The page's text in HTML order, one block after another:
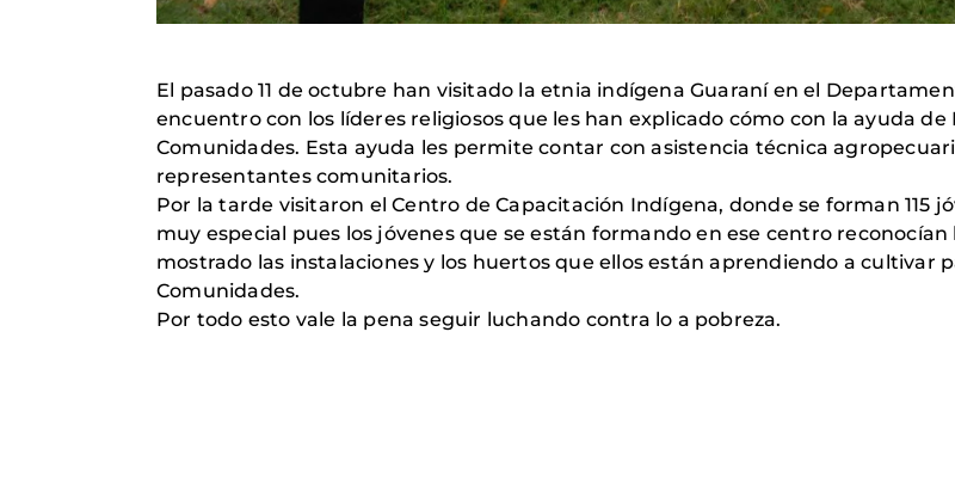
El pasado 11 de octubre han visitado la etnia indígena Guaraní en el
encuentro con los líderes religiosos que les han explicado cómo con la ayuda
Comunidades. Esta ayuda les permite contar con asistencia técnica
representantes comunitarios.
Por la tarde visitaron el Centro de Capacitación Indígena, donde se forman 115
muy especial pues los jóvenes que se están formando en ese centro
mostrado las instalaciones y los huertos que ellos están aprendiendo a cultivar
Comunidades.
Por todo esto vale la pena seguir luchando contra lo a pobreza.